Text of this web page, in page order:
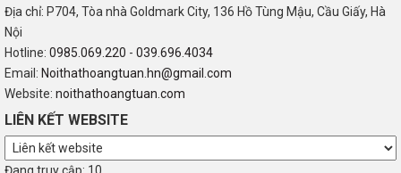
Địa chỉ: P704, Tòa nhà Goldmark City, 136 Hồ Tùng Mậu, Cầu Giấy, Hà
Nội
Hotline: 0985.069.220 - 039.696.4034
Email: Noithathoangtuan.hn@gmail.com
Website: noithathoangtuan.com
LIÊN KẾT WEBSITE